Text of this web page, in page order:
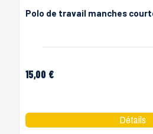
Polo de travail manches
15,00 €